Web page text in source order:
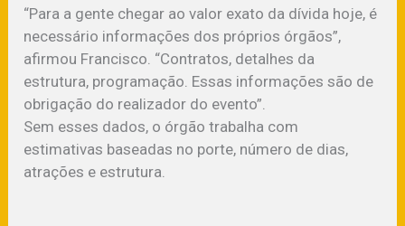
“Para a gente chegar ao valor exato da dívida hoje, é
necessário informações dos próprios órgãos”,
afirmou Francisco. “Contratos, detalhes da
estrutura, programação. Essas informações são de
obrigação do realizador do evento”.
Sem esses dados, o órgão trabalha com
estimativas baseadas no porte, número de dias,
atrações e estrutura.